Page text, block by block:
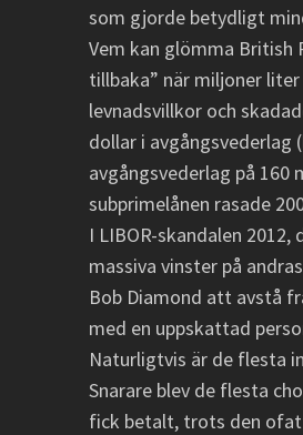
som gjorde betydligt
Vem kan glömma British
tillbaka” när miljoner
levnadsvillkor och
dollar i avgångsvederlag
avgångsvederlag på
subprimelånen rasade
I LIBOR-skandalen
massiva vinster på
Bob Diamond att avstå
med en uppskattad
Naturligtvis är de flesta
Snarare blev de flesta
fick betalt, trots den